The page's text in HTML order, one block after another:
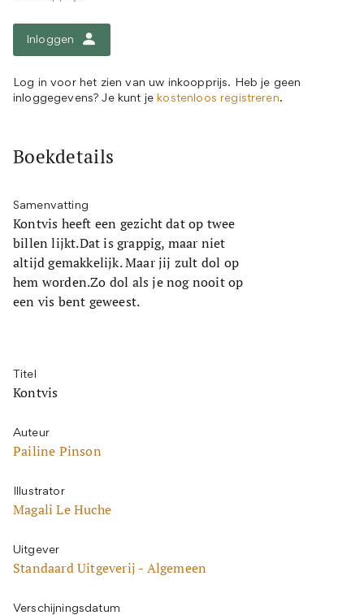
Inloggen
Log in voor het zien van uw inkoopprijs. Heb je geen
inloggegevens? Je kunt je kostenloos registreren.
Boekdetails
Samenvatting
Kontvis heeft een gezicht dat op twee
billen lijkt.Dat is grappig, maar niet
altijd gemakkelijk. Maar jij zult dol op
hem worden.Zo dol als je nog nooit op
een vis bent geweest.
Titel
Kontvis
Auteur
Pailine Pinson
Illustrator
Magali Le Huche
Uitgever
Standaard Uitgeverij - Algemeen
Verschijningsdatum